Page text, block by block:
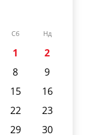
Сб Нд
1
2
8
9
15
16
22
23
29
30